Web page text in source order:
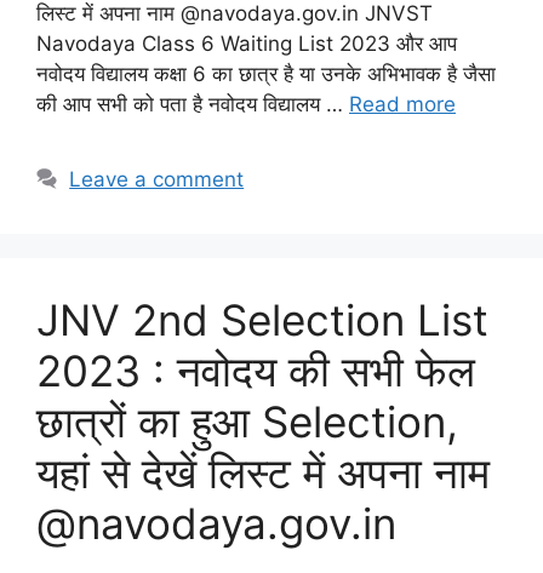
लिस्ट में अपना नाम @navodaya.gov.in JNVST
Navodaya Class 6 Waiting List 2023 और आप
नवोदय विद्यालय कक्षा 6 का छात्र है या उनके अभिभावक है जैसा
की आप सभी को पता है नवोदय विद्यालय … Read more
Leave a comment
JNV 2nd Selection List
2023 : नवोदय की सभी फेल
छात्रों का हुआ Selection,
यहां से देखें लिस्ट में अपना नाम
@navodaya.gov.in